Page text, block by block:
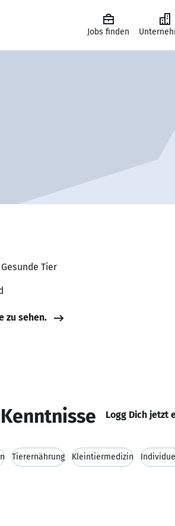
Jobs finden
Tier
zu sehen.
Logg Dich jetzt
Tierernährung Kleintiermedizin